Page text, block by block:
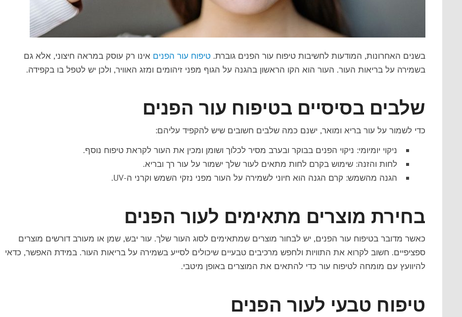
בשנים האחרונות, המודעות לחשיבות טיפוח עור הפנים גוברת. טיפוח עור הפנים אינו רק עוסק במראה חיצוני, אלא גם
בשמירה על בריאות העור. העור הוא הקו הראשון בהגנה על הגוף מפני זיהומים ומזג האוויר, ולכן יש לטפל בו בקפידה.
שלבים בסיסיים בטיפוח עור הפנים
כדי לשמור על עור בריא ומואר, ישנם כמה שלבים חשובים שיש להקפיד עליהם:
ניקוי יומיומי: ניקוי הפנים בבוקר ובערב מסיר לכלוך ושומן ומכין את העור לקראת טיפוח נוסף.
לחות והזנה: שימוש בקרם לחות מתאים לעור שלך ישמור על עור רך ובריא.
הגנה מהשמש: קרם הגנה הוא חיוני לשמירה על העור מפני נזקי השמש וקרני ה-UV.
בחירת מוצרים מתאימים לעור הפנים
כאשר מדובר בטיפוח עור הפנים, יש לבחור מוצרים שמתאימים לסוג העור שלך. עור יבש, שמן או מעורב דורשים מוצרים
ספציפיים. חשוב לקרוא את התוויות ולחפש מרכיבים טבעיים שיכולים לסייע בשמירה על בריאות העור. במידת האפשר, כדאי
להיוועץ עם מומחה לטיפוח עור כדי להתאים את המוצרים באופן מיטבי.
טיפוח טבעי לעור הפנים